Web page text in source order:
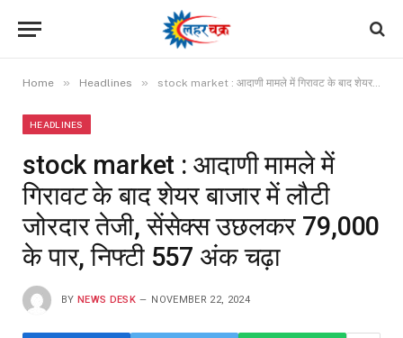
Home » Headlines » stock market : आदाणी मामले में गिरावट के बाद शेयर बाजार में लौटी जोरदार तेजी, सेंसेक्स उछलकर 79,000 के पार, निफ्टी 557 अंक चढ़ा
HEADLINES
stock market : आदाणी मामले में
गिरावट के बाद शेयर बाजार में लौटी
जोरदार तेजी, सेंसेक्स उछलकर 79,000
के पार, निफ्टी 557 अंक चढ़ा
BY NEWS DESK NOVEMBER 22, 2024